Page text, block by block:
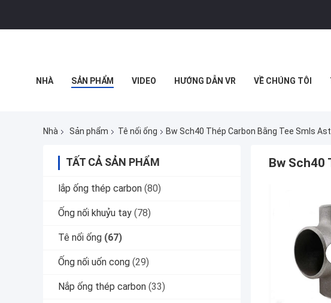
NHÀ SẢN PHẨM VIDEO HƯỚNG DẪN VR VỀ CHÚNG TÔI
Nhà Sản phẩm Tê nối ống Bw Sch40 Thép Carbon Bằng Tee Smls
TẤT CẢ SẢN PHẨM
lắp ống thép carbon (80)
Ống nối khuỷu tay (78)
Tê nối ống (67)
Ống nối uốn cong (29)
Nắp ống thép carbon (33)
Bw Sch40